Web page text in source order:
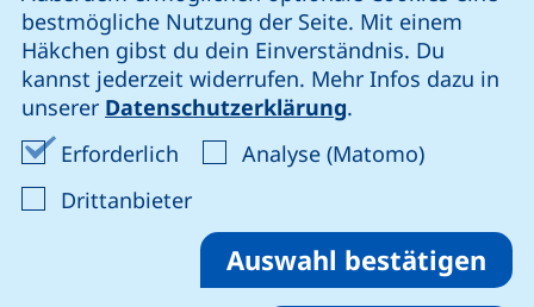
bestmögliche Nutzung der Seite. Mit einem
Häkchen gibst du dein Einverständnis. Du
kannst jederzeit widerrufen. Mehr Infos dazu in
unserer Datenschutzerklärung.
Erforderlich Erforderliche Cookies akzeptieren
Analyse (Matomo)Analyse-
Drittanbieter: Cookies von Drittanbieter
Auswahl bestätigen
Cookie-Einstellungen
Impressum
Datenschutz
Erklärung zur Barrierefreiheit